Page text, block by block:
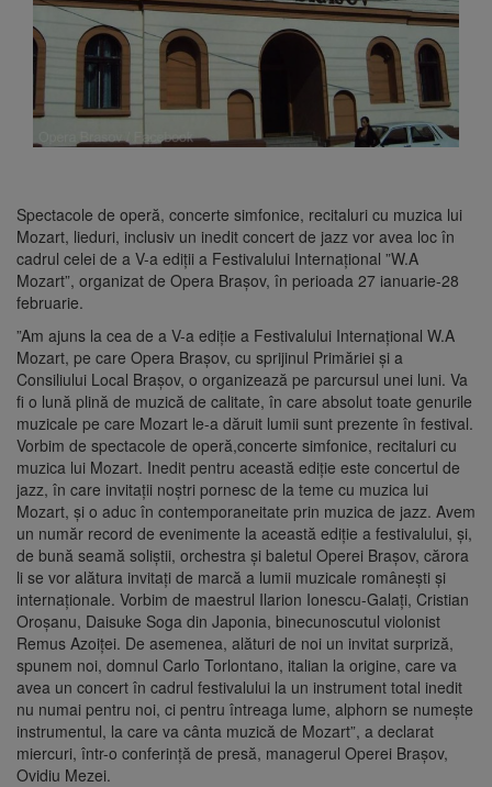
Spectacole de operă, concerte simfonice, recitaluri cu muzica lui
Mozart, lieduri, inclusiv un inedit concert de jazz vor avea loc în
cadrul celei de a V-a ediţii a Festivalului Internaţional ”W.A
Mozart”, organizat de Opera Braşov, în perioada 27 ianuarie-28
februarie.
”Am ajuns la cea de a V-a ediţie a Festivalului Internaţional W.A
Mozart, pe care Opera Braşov, cu sprijinul Primăriei şi a
Consiliului Local Braşov, o organizează pe parcursul unei luni. Va
fi o lună plină de muzică de calitate, în care absolut toate genurile
muzicale pe care Mozart le-a dăruit lumii sunt prezente în festival.
Vorbim de spectacole de operă,concerte simfonice, recitaluri cu
muzica lui Mozart. Inedit pentru această ediţie este concertul de
jazz, în care invitaţii noştri pornesc de la teme cu muzica lui
Mozart, şi o aduc în contemporaneitate prin muzica de jazz. Avem
un număr record de evenimente la această ediţie a festivalului, şi,
de bună seamă soliştii, orchestra şi baletul Operei Braşov, cărora
li se vor alătura invitaţi de marcă a lumii muzicale româneşti şi
internaţionale. Vorbim de maestrul Ilarion Ionescu-Galaţi, Cristian
Oroşanu, Daisuke Soga din Japonia, binecunoscutul violonist
Remus Azoiţei. De asemenea, alături de noi un invitat surpriză,
spunem noi, domnul Carlo Torlontano, italian la origine, care va
avea un concert în cadrul festivalului la un instrument total inedit
nu numai pentru noi, ci pentru întreaga lume, alphorn se numeşte
instrumentul, la care va cânta muzică de Mozart”, a declarat
miercuri, într-o conferinţă de presă, managerul Operei Braşov,
Ovidiu Mezei.